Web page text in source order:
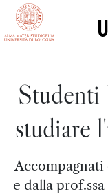
vai al contenuto della
studiare
Accompagnati
e dalla